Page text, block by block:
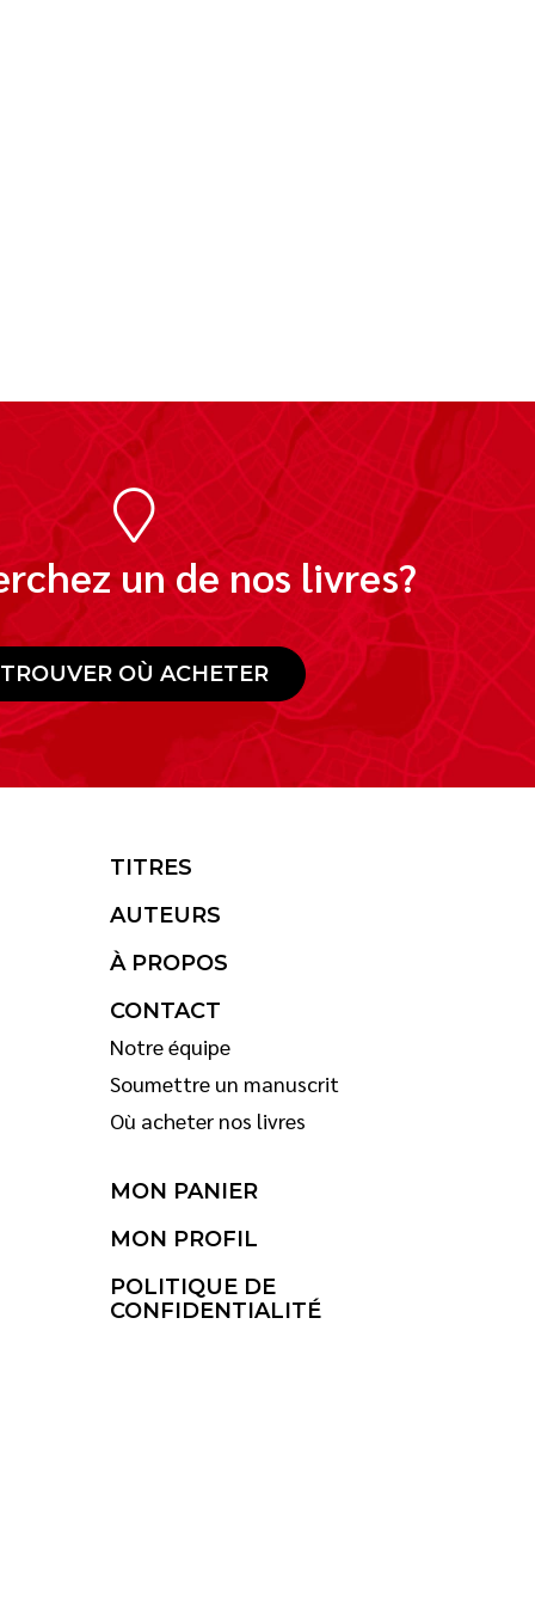
un de nos livres?
TROUVER OÙ ACHETER
TITRES
AUTEURS
À PROPOS
CONTACT
Notre équipe
Soumettre un manuscrit
Où acheter nos livres
MON PANIER
MON PROFIL
POLITIQUE DE
CONFIDENTIALITÉ